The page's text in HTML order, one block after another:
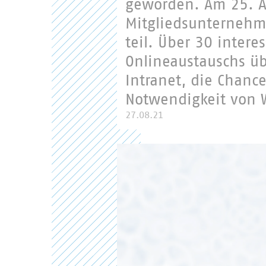
geworden. Am 25.
teil. Über 30
Onlineaustauschs
Intranet, die
Notwendigkeit von
27.08.21